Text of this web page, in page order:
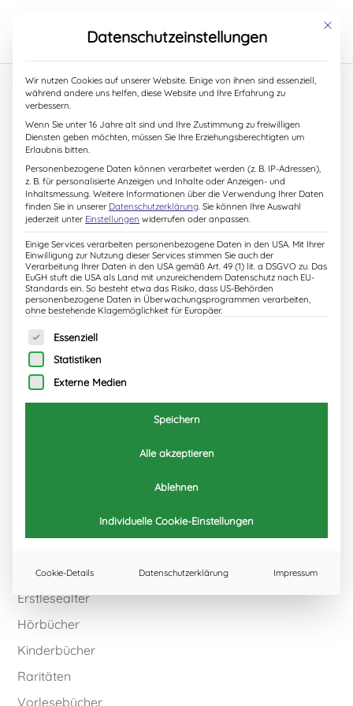
Verflixt-verhexte
Herbstneuerscheinung
25. Februar 2014
Soeben ist das Cover für mein neues Herbstbuch in
meinem E-Mail Account gelandet. Und so verflixt
verhext, wie es in der Geschichte zugehen wird, ist auch
das Cover … bunt und witzig.
Und dann kam da auch noch die Coverskizze für das
Weihnachtsbuch … allerliebst kann ich nur sagen.
Wie sehr ich mich auf die beiden Bücher freue!
Ach ja, aber jetzt kommt ja erst einmal der Frühling
E-Books
Erstlesealter
Hörbücher
Kinderbücher
Raritäten
Vorlesebücher
Mit
Datenschutzeinstellungen
Wir nutzen Cookies auf unserer Website. Einige von ihnen sind essenziell,
während andere uns helfen, diese Website und Ihre Erfahrung zu
verbessern.
Wenn Sie unter 16 Jahre alt sind und Ihre Zustimmung zu freiwilligen
Diensten geben möchten, müssen Sie Ihre Erziehungsberechtigten um
Erlaubnis bitten.
Personenbezogene Daten können verarbeitet werden (z. B. IP-Adressen),
z. B. für personalisierte Anzeigen und Inhalte oder Anzeigen- und
Inhaltsmessung. Weitere Informationen über die Verwendung Ihrer Daten
finden Sie in unserer Datenschutzerklärung. Sie können Ihre Auswahl
jederzeit unter Einstellungen widerrufen oder anpassen.
Einige Services verarbeiten personenbezogene Daten in den USA. Mit Ihrer
Einwilligung zur Nutzung dieser Services stimmen Sie auch der
Verarbeitung Ihrer Daten in den USA gemäß Art. 49 (1) lit. a DSGVO zu. Das
EuGH stuft die USA als Land mit unzureichendem Datenschutz nach EU-
Standards ein. So besteht etwa das Risiko, dass US-Behörden
personenbezogene Daten in Überwachungsprogrammen verarbeiten,
ohne bestehende Klagemöglichkeit für Europäer.
Es folgt eine Liste der Service-Gruppen, für die eine
Essenziell
Statistiken
Externe Medien
Speichern
Alle akzeptieren
Ablehnen
Individuelle Cookie-Einstellungen
Cookie-Details Datenschutzerklärung Impressum